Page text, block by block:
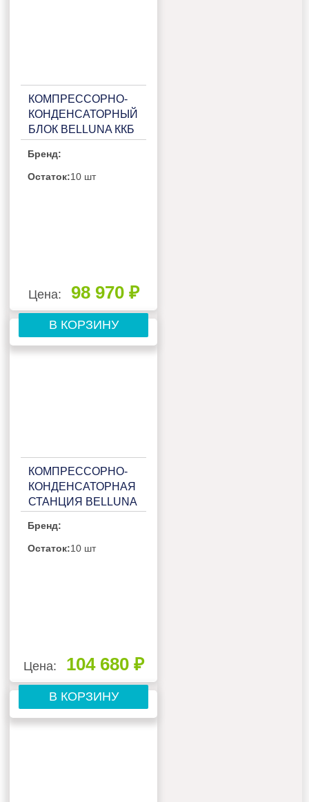
КОМПРЕССОРНО-
КОНДЕНСАТОРНЫЙ
БЛОК BELLUNA ККБ
ПОТРЕБИТЕЛЬ,
БЕЗ РЕСИВЕРА С
Бренд:
Остаток:10 шт
Цена: 98 970 ₽
В КОРЗИНУ
КОМПРЕССОРНО-
КОНДЕНСАТОРНАЯ
СТАНЦИЯ BELLUNA
ПОТРЕБИТЕЛЯ,
БЕЗ РЕСИВЕРА С
Бренд:
Остаток:10 шт
Цена: 104 680 ₽
В КОРЗИНУ